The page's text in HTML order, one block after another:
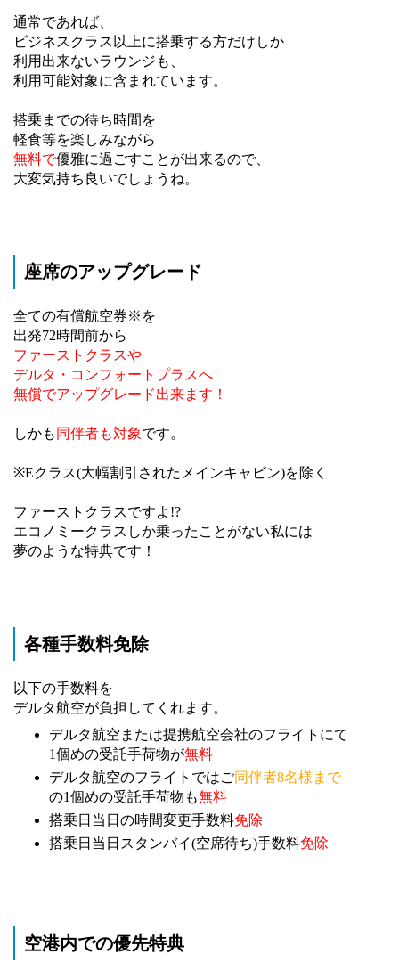
通常であれば、
ビジネスクラス以上に搭乗する方だけしか
利用出来ないラウンジも、
利用可能対象に含まれています。
搭乗までの待ち時間を
軽食等を楽しみながら
無料で優雅に過ごすことが出来るので、
大変気持ち良いでしょうね。
座席のアップグレード
全ての有償航空券※を
出発72時間前から
ファーストクラスや
デルタ・コンフォートプラスへ
無償でアップグレード出来ます！
しかも 同伴者も対象です。
※Eクラス(大幅割引されたメインキャビン)を除く
ファーストクラスですよ!?
エコノミークラスしか乗ったことがない私には
夢のような特典です！
各種手数料免除
以下の手数料を
デルタ航空が負担してくれます。
デルタ航空または提携航空会社のフライトにて
1個めの受託手荷物が無料
デルタ航空のフライトではご同伴者8名様まで
の1個めの受託手荷物も無料
搭乗日当日の時間変更手数料免除
搭乗日当日スタンバイ(空席待ち)手数料免除
空港内での優先特典